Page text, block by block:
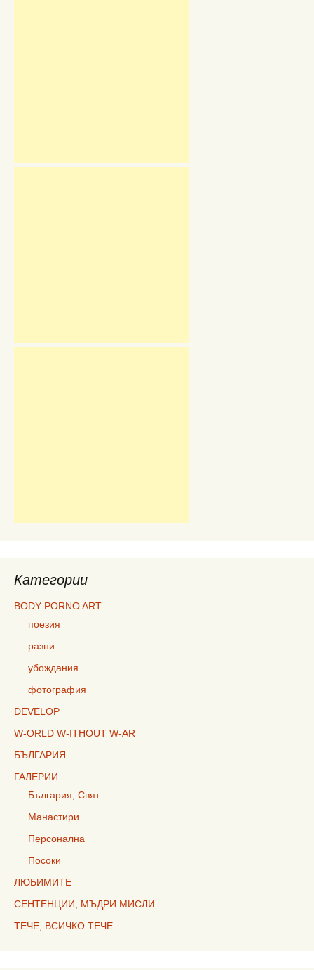
Категории
BODY PORNO ART
поезия
разни
убождания
фотография
DEVELOP
W-ORLD W-ITHOUT W-AR
БЪЛГАРИЯ
ГАЛЕРИИ
България, Свят
Манастири
Персонална
Посоки
ЛЮБИМИТЕ
СЕНТЕНЦИИ, МЪДРИ МИСЛИ
ТЕЧЕ, ВСИЧКО ТЕЧЕ…